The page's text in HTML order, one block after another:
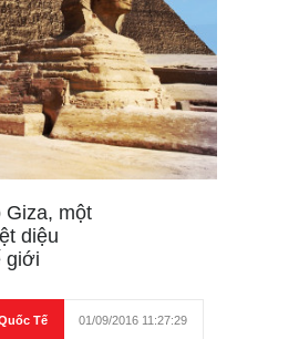
Giza, một
diệu
giới
Tế 01/09/2016 11:27:29